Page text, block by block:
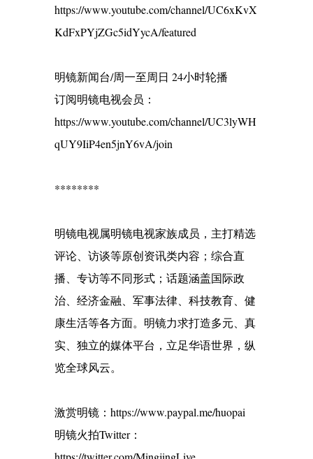
https://www.youtube.com/channel/UC6xKvX
KdFxPYjZGc5idYycA/featured
明镜新闻台/周一至周日 24小时轮播
订阅明镜电视会员：
https://www.youtube.com/channel/UC3lyWH
qUY9IiP4en5jnY6vA/join
********
明镜电视属明镜电视家族成员，主打精选
评论、访谈等原创资讯类内容；综合直
播、专访等不同形式；话题涵盖国际政
治、经济金融、军事法律、科技教育、健
康生活等各方面。明镜力求打造多元、真
实、独立的媒体平台，立足华语世界，纵
览全球风云。
激赏明镜：https://www.paypal.me/huopai
明镜火拍Twitter：